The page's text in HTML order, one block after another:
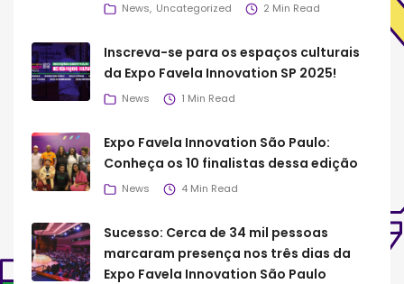
News Uncategorized 2 Min Read
Inscreva-se para os espaços culturais
da Expo Favela Innovation SP 2025!
News 1 Min Read
Expo Favela Innovation São Paulo:
Conheça os 10 finalistas dessa edição
News 4 Min Read
Sucesso: Cerca de 34 mil pessoas
marcaram presença nos três dias da
Expo Favela Innovation São Paulo